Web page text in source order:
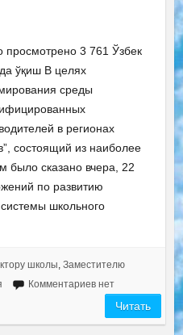
просмотрено 3 761 Ўзбек
ўқиш В целях
среды
в регионах
состоящий из наиболее
было сказано вчера, 22
по развитию
школьного
школы, Заместителю
Комментариев нет
Читать